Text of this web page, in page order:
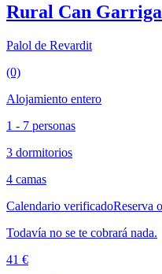
Rural Can Garriga
Palol de Revardit
(0)
Alojamiento entero
1 - 7 personas
3 dormitorios
4 camas
Calendario verificadoReserva
Todavía no se te cobrará nada.
41 €